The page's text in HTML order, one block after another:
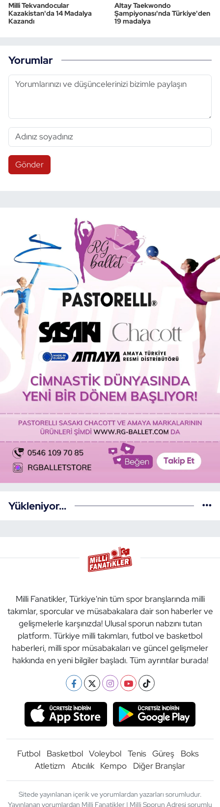
Milli Tekvandocular
Kazakistan'da 14 Madalya
Kazandı
Altay Taekwondo
Şampiyonası'nda Türkiye'den
19 madalya
Yorumlar
Gönder
Yükleniyor...
Milli Fanatikler, Türkiye'nin tüm spor branşlarında milli
takımlar, sporcular ve müsabakalara dair son haberler ve
gelişmelerle karşınızda! Ulusal sporun nabzını tutan
platform. Türkiye milli takımları, futbol ve basketbol
haberleri, milli spor müsabakaları ve güncel gelişmeler
hakkında en yeni bilgiler başladı. Tüm ayrıntılar burada!
Futbol Basketbol Voleybol Tenis Güreş
Boks
Atletizm
Atıcılık Kempo Diğer Branşlar
Sitede yayınlanan içerik ve yorumlardan yazarları sorumludur.
Yayınlanan yorumlardan Milli Fanatikler | Milli Sporun Adresi sorumlu